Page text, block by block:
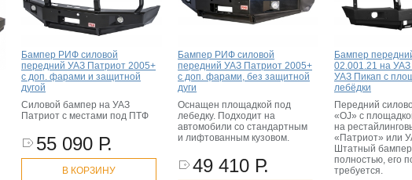
Бампер РИФ силовой
передний УАЗ Патриот 2005+
с доп. фарами и защитной
дугой
Силовой бампер на УАЗ
Патриот с местами под ПТФ
55 090 Р.
В КОРЗИНУ
Бампер РИФ силовой
передний УАЗ Патриот 2005+
с доп. фарами, без защитной
дуги
Оснащен площадкой под
лебедку. Подходит на
автомобили со стандартным
и лифтованным кузовом.
49 410 Р.
Бампер
02.001.21 на
УАЗ Пикап с
лебёдки
Передний
«OJ» с
на
«Патриот» или
Штатный
полностью, его
требуется.